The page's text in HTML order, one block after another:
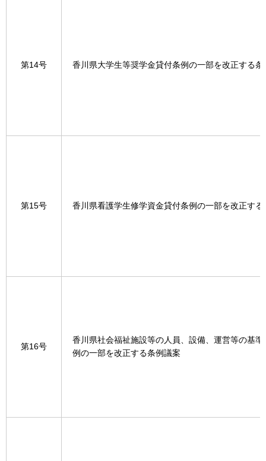
第14号 香川県大学生等奨学金貸付条例の一部を改正する条
第15号 香川県看護学生修学資金貸付条例の一部を改正する
第16号
香川県社会福祉施設等の人員、設備、運営等の基
例の一部を改正する条例議案